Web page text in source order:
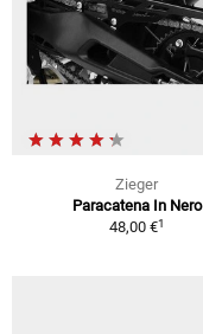
Zieger
Paracatena In Nero
48,00 €1